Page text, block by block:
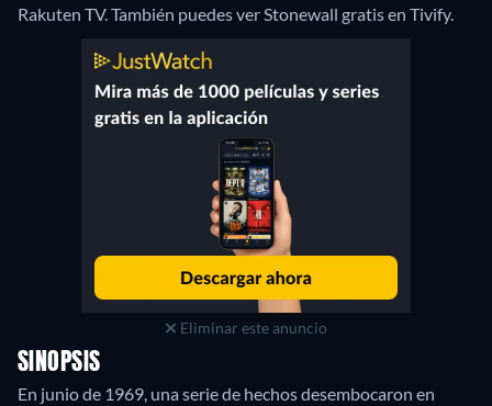
Rakuten TV.También puedes ver Stonewall gratis en Tivify.
Eliminar este anuncio
SINOPSIS
En junio de 1969, una serie de hechos desembocaron en